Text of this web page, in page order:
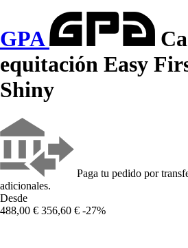
GPA
equitación Easy
Shiny
Paga tu pedido por
adicionales.
Desde
488,00 € 356,60 € -27%